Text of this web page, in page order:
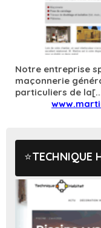
Notre entreprise
maçonnerie
particuliers de
TECHNIQUE